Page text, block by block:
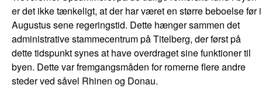
er det ikke tænkeligt, at der har været en større beboelse før i
Augustus sene regeringstid. Dette hænger sammen det
administrative stammecentrum på Titelberg, der først på
dette tidspunkt synes at have overdraget sine funktioner til
byen. Dette var fremgangsmåden for romerne flere andre
steder ved såvel Rhinen og Donau.